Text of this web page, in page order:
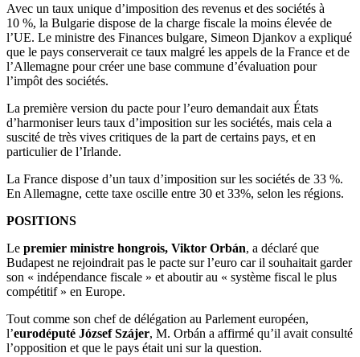
Avec un taux unique d’imposition des revenus et des sociétés à
10 %, la Bulgarie dispose de la charge fiscale la moins élevée de
l’UE. Le ministre des Finances bulgare, Simeon Djankov a expliqué
que le pays conserverait ce taux malgré les appels de la France et de
l’Allemagne pour créer une base commune d’évaluation pour
l’impôt des sociétés.
La première version du pacte pour l’euro demandait aux États
d’harmoniser leurs taux d’imposition sur les sociétés, mais cela a
suscité de très vives critiques de la part de certains pays, et en
particulier de l’Irlande.
La France dispose d’un taux d’imposition sur les sociétés de 33 %.
En Allemagne, cette taxe oscille entre 30 et 33%, selon les régions.
POSITIONS
Le premier ministre hongrois, Viktor Orbán, a déclaré que
Budapest ne rejoindrait pas le pacte sur l’euro car il souhaitait garder
son « indépendance fiscale » et aboutir au « système fiscal le plus
compétitif » en Europe.
Tout comme son chef de délégation au Parlement européen,
l’eurodéputé József Szájer, M. Orbán a affirmé qu’il avait consulté
l’opposition et que le pays était uni sur la question.